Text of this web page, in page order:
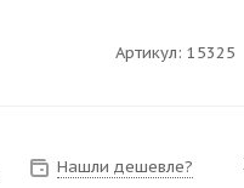
Артикул: 15325
Нашли дешевле?